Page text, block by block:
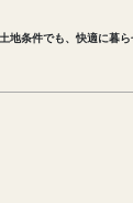
条件でも、快適に暮ら